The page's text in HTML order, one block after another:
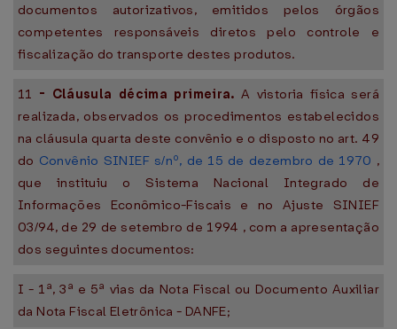
documentos autorizativos, emitidos pelos órgãos
competentes responsáveis diretos pelo controle e
fiscalização do transporte destes produtos.
11 - Cláusula décima primeira.A vistoria física será
realizada, observados os procedimentos estabelecidos
na cláusula quarta deste convênio e o disposto no art. 49
do Convênio SINIEF s/nº, de 15 de dezembro de 1970 ,
que instituiu o Sistema Nacional Integrado de
Informações Econômico-Fiscais e no Ajuste SINIEF
03/94, de 29 de setembro de 1994 , com a apresentação
dos seguintes documentos:
I - 1ª, 3ª e 5ª vias da Nota Fiscal ou Documento Auxiliar
da Nota Fiscal Eletrônica - DANFE;